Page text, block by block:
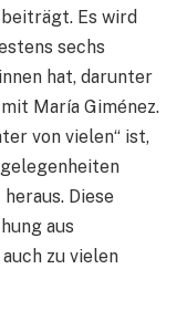
Es wird
sechs
hat, darunter
María Giménez.
von vielen“ ist,
Diese
aus
zu vielen